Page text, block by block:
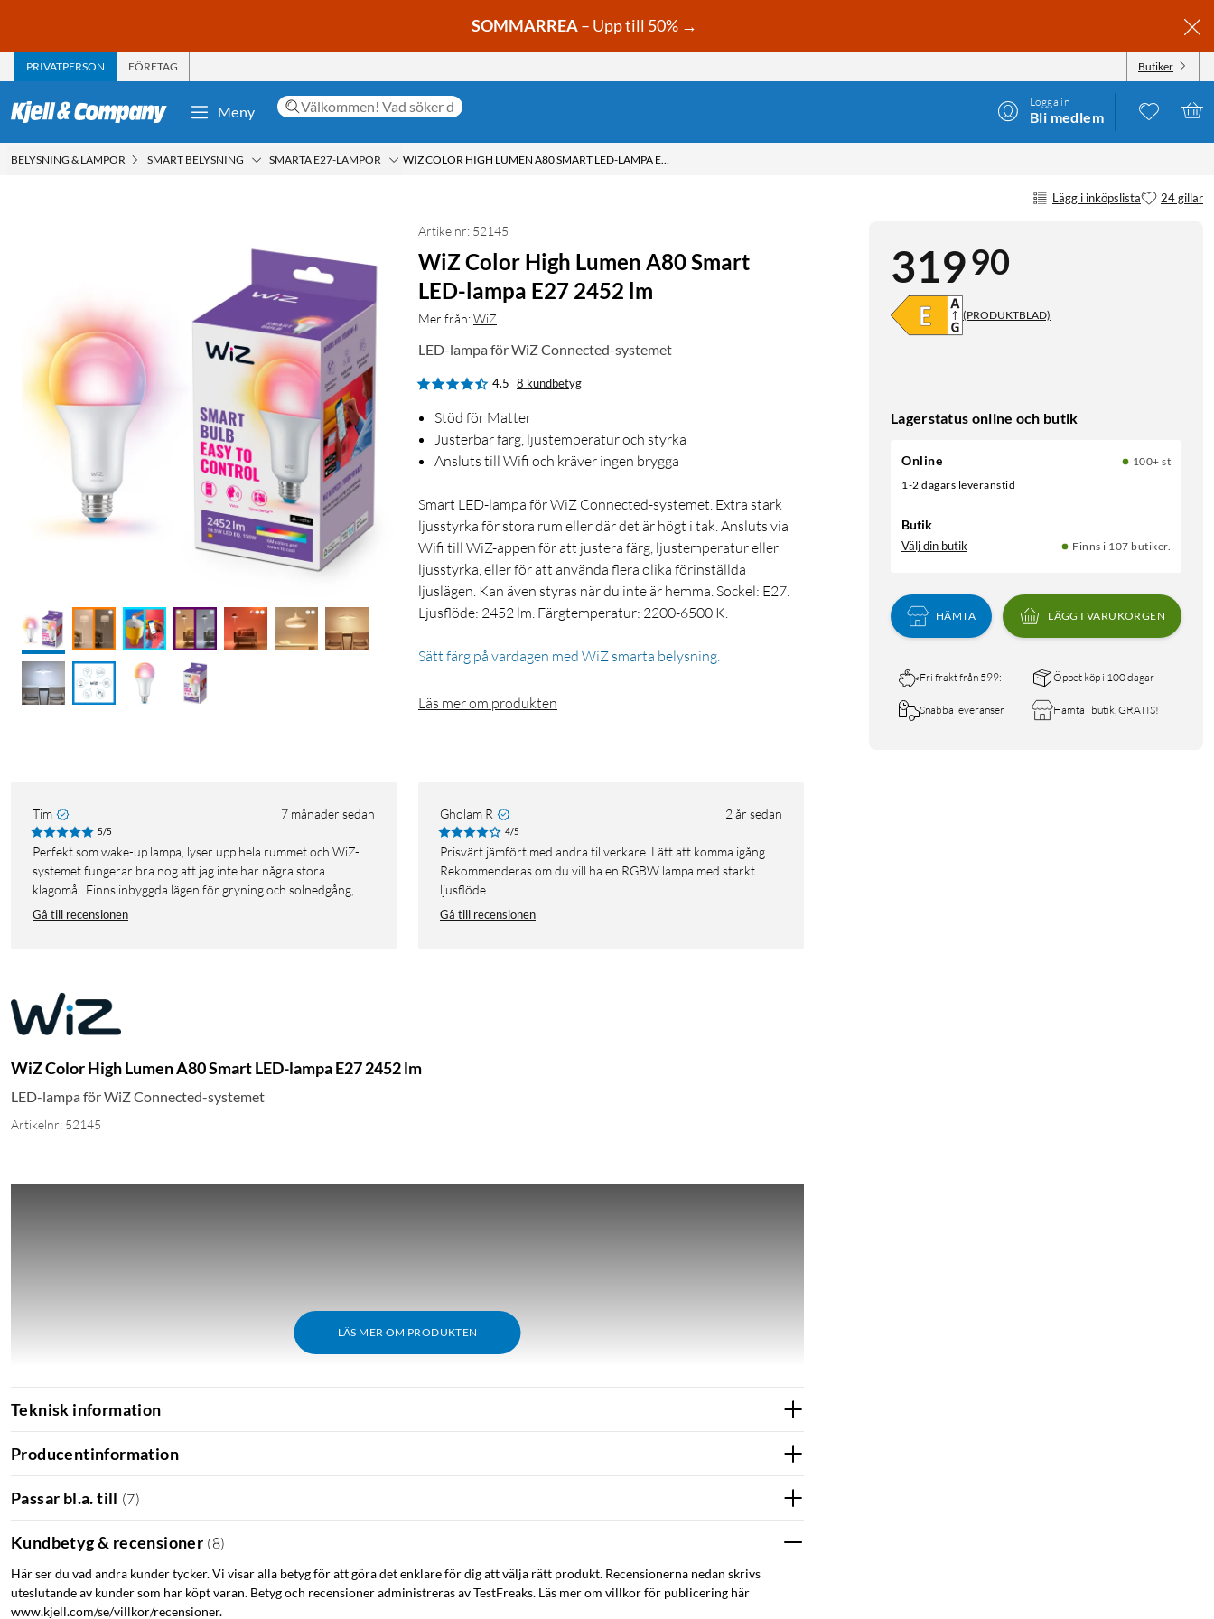
SOMMARREA– Upp till 50% →
PRIVATPERSON FÖRETAG Butiker
Meny
Logga in
Bli medlem
BELYSNING & LAMPOR SMART BELYSNING SMARTA E27-LAMPOR WIZ COLOR HIGH LUMEN A80 SMART LED-LAMPA E27 2452 LM
Lägg i inköpslista 24 gillar
31990
(PRODUKTBLAD)
Lagerstatus online och butik
Online
100+ st
1-2 dagars leveranstid
Butik
Välj din butik Finns i 107 butiker.
HÄMTA LÄGG I VARUKORGEN
Fri frakt från 599:- Öppet köp i 100 dagar
Snabba leveranser Hämta i butik, GRATIS!
Artikelnr: 52145
WiZ Color High Lumen A80 Smart
LED-lampa E27 2452 lm
Mer från:WiZ
LED-lampa för WiZ Connected-systemet
4.5 8 kundbetyg
Stöd för Matter
Justerbar färg, ljustemperatur och styrka
Ansluts till Wifi och kräver ingen brygga
Smart LED-lampa för WiZ Connected-systemet. Extra stark
ljusstyrka för stora rum eller där det är högt i tak. Ansluts via
Wifi till WiZ-appen för att justera färg, ljustemperatur eller
ljusstyrka, eller för att använda flera olika förinställda
ljuslägen. Kan även styras när du inte är hemma. Sockel: E27.
Ljusflöde: 2452 lm. Färgtemperatur: 2200-6500 K.
Sätt färg på vardagen med WiZ smarta belysning.
Läs mer om produkten
Tim 7 månader sedan
5/5
Perfekt som wake-up lampa, lyser upp hela rummet och WiZ-
systemet fungerar bra nog att jag inte har några stora
klagomål. Finns inbyggda lägen för gryning och solnedgång,...
Gå till recensionen
Gholam R 2 år sedan
4/5
Prisvärt jämfört med andra tillverkare. Lätt att komma igång.
Rekommenderas om du vill ha en RGBW lampa med starkt
ljusflöde.
Gå till recensionen
WiZ Color High Lumen A80 Smart LED-lampa E27 2452 lm
LED-lampa för WiZ Connected-systemet
Artikelnr: 52145
LÄS MER OM PRODUKTEN
Teknisk information
Producentinformation
Passar bl.a. till (7)
Kundbetyg & recensioner (8)
Här ser du vad andra kunder tycker. Vi visar alla betyg för att göra det enklare för dig att välja rätt produkt. Recensionerna nedan skrivs
uteslutande av kunder som har köpt varan. Betyg och recensioner administreras av TestFreaks. Läs mer om villkor för publicering här
www.kjell.com/se/villkor/recensioner.